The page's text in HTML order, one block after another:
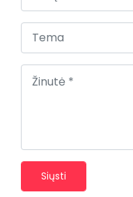
Siųsti